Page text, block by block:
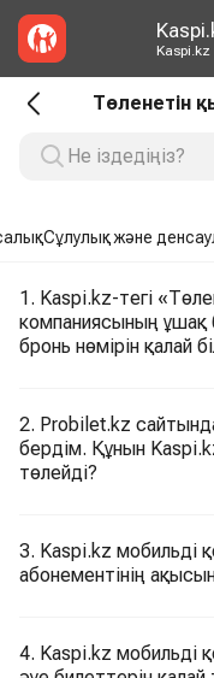
Төленетін
Сұлулық және
1. Kaspi.kz-тегі
компаниясының ұшақ
бронь нөмірін қалай
2. Probilet.kz
бердім. Құнын
төлейді?
3. Kaspi.kz
абонементінің
4. Kaspi.kz мобильді